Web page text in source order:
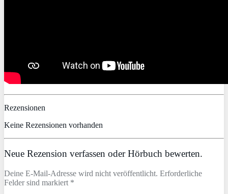
Rezensionen
Keine Rezensionen vorhanden
Neue Rezension verfassen oder Hörbuch bewerten.
Deine E-Mail-Adresse wird nicht veröffentlicht. Erforderliche
Felder sind markiert *